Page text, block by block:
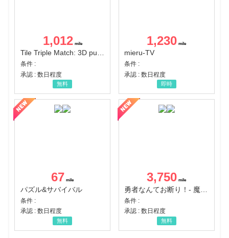
1,012
Tile Triple Match: 3D puzzle
条件 :
承認 : 数日程度
無料
1,230
mieru-TV
条件 :
承認 : 数日程度
即時
67
パズル&サバイバル
条件 :
承認 : 数日程度
無料
3,750
条件 :
承認 : 数日程度
無料